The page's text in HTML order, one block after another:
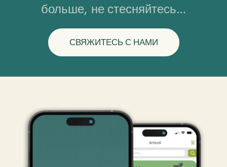
больше, не стесняйтесь…
СВЯЖИТЕСЬ С НАМИ